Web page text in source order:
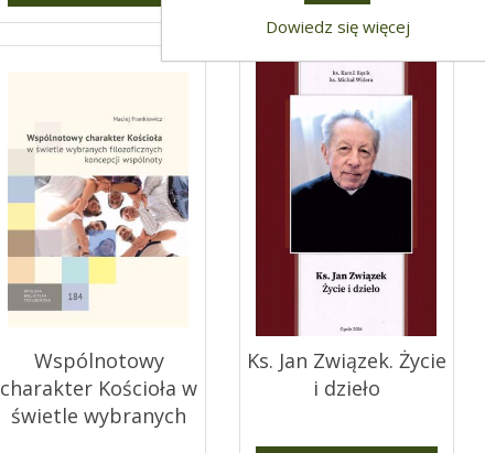
Wspólnotowy
charakter Kościoła w
świetle wybranych
Ks. Jan Związek. Życie
i dzieło
Dowiedz się więcej